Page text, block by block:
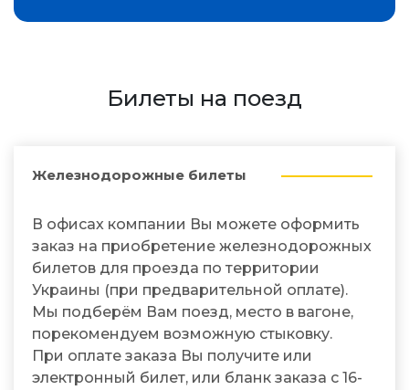
Билеты на поезд
Железнодорожные билеты
В офисах компании Вы можете оформить
заказ на приобретение железнодорожных
билетов для проезда по территории
Украины (при предварительной оплате).
Мы подберём Вам поезд, место в вагоне,
порекомендуем возможную стыковку.
При оплате заказа Вы получите или
электронный билет, или бланк заказа с 16-